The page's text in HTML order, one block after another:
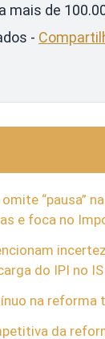
mais de
-
“pausa”
e foca no
do IPI no
na reforma
da